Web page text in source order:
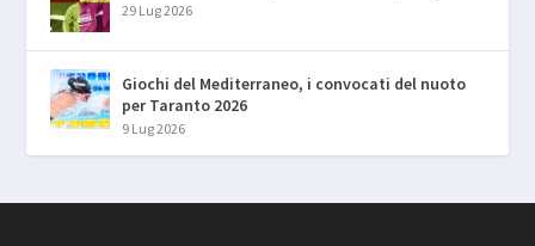
29 Lug 2026
Giochi del Mediterraneo, i convocati del nuoto
per Taranto 2026
9 Lug 2026